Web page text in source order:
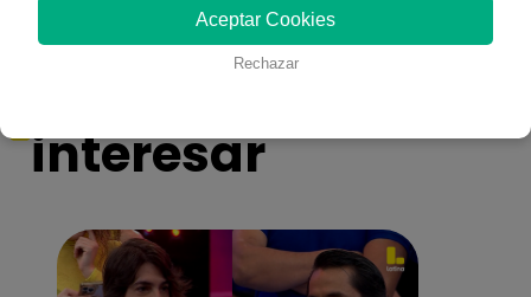
También te puede
interesar
Aceptar Cookies
Rechazar